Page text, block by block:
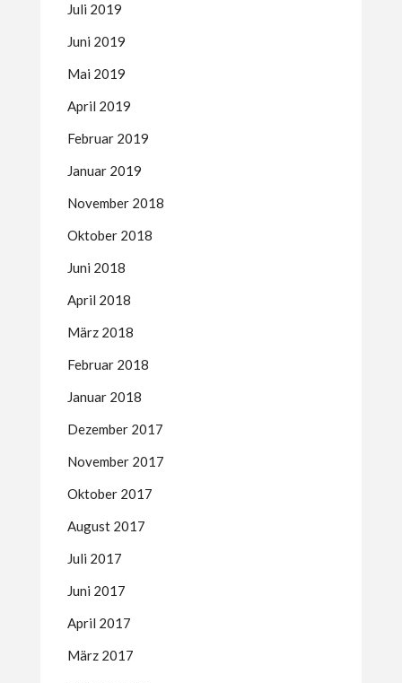
Juli 2019
Juni 2019
Mai 2019
April 2019
Februar 2019
Januar 2019
November 2018
Oktober 2018
Juni 2018
April 2018
März 2018
Februar 2018
Januar 2018
Dezember 2017
November 2017
Oktober 2017
August 2017
Juli 2017
Juni 2017
April 2017
März 2017